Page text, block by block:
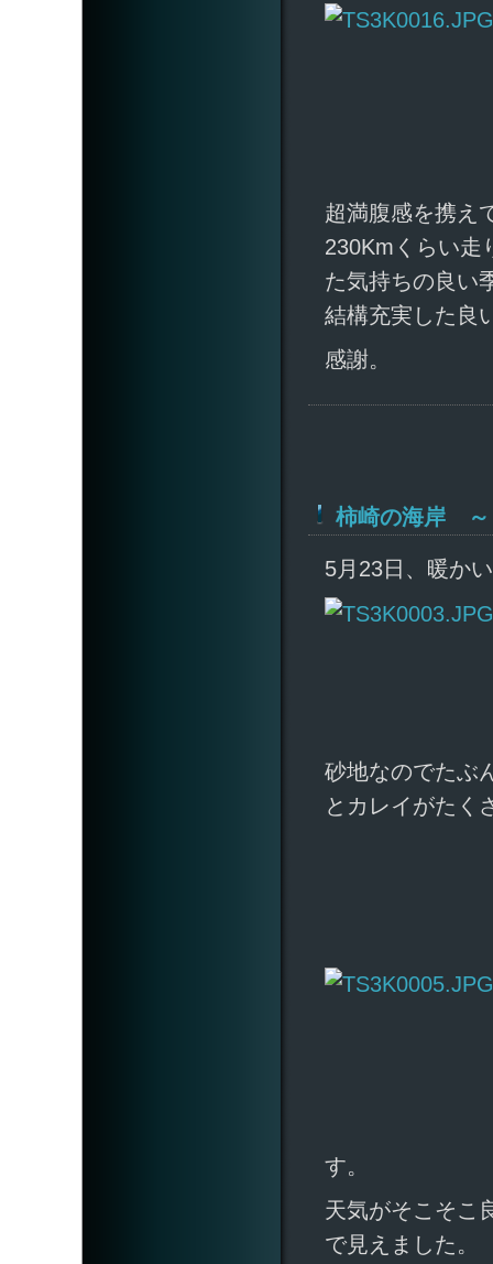
超満腹感を携え
230Kmくらい走
た気持ちの良い
結構充実した良
感謝。
柿崎の海岸
5月23日、暖か
砂地なのでたぶ
とカレイがたく
す。
天気がそこそこ
で見えました。